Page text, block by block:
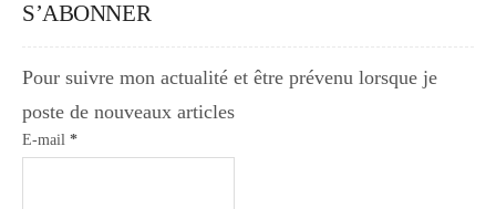
S’ABONNER
Pour suivre mon actualité et être prévenu lorsque je
poste de nouveaux articles
E-mail *